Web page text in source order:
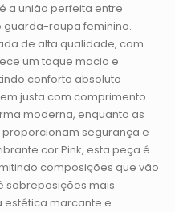
a união perfeita entre
roupa feminino.
de alta qualidade, com
um toque macio e
conforto absoluto
justa com comprimento
moderna, enquanto as
segurança e
cor Pink, esta peça é
composições que vão
sobreposições mais
marcante e